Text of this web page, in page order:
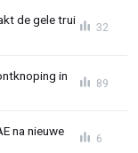
de gele trui
32
in
89
na nieuwe
6